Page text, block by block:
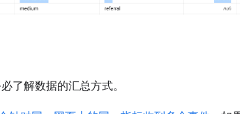
了解数据的汇总方式。